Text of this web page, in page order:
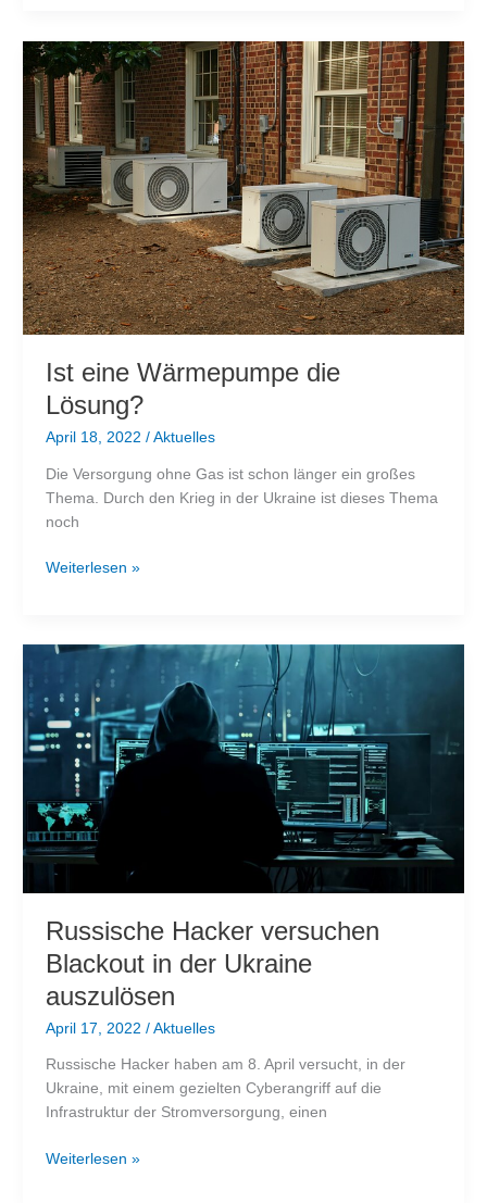
keine
Information
für
den
Endverbraucher
Ist eine Wärmepumpe die
Lösung?
April 18, 2022 / Aktuelles
Die Versorgung ohne Gas ist schon länger ein großes
Thema. Durch den Krieg in der Ukraine ist dieses Thema
noch
Ist
Weiterlesen »
Russische Hacker versuchen
Blackout in der Ukraine
auszulösen
April 17, 2022 / Aktuelles
Russische Hacker haben am 8. April versucht, in der
Ukraine, mit einem gezielten Cyberangriff auf die
Infrastruktur der Stromversorgung, einen
Russische
Weiterlesen »